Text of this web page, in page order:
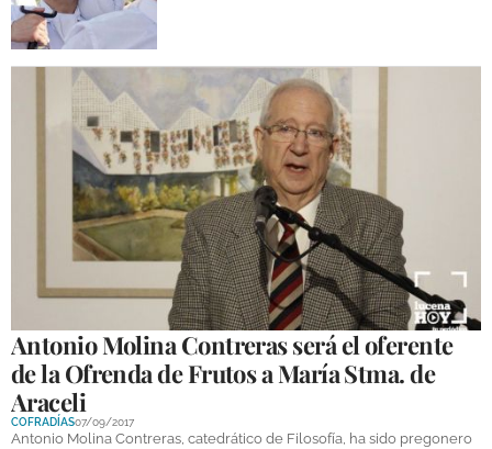
Antonio Molina Contreras será el oferente
de la Ofrenda de Frutos a María Stma. de
Araceli
COFRADÍAS07/09/2017
Antonio Molina Contreras, catedrático de Filosofía, ha sido pregonero